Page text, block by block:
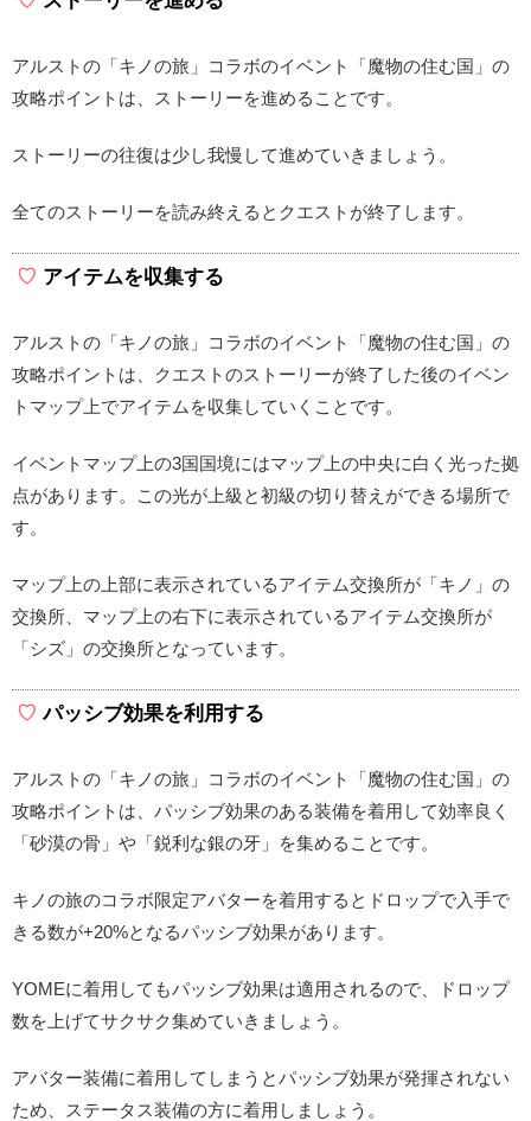
アルストの「キノの旅」コラボのイベント「魔物の住む国」の
攻略ポイントは、ストーリーを進めることです。
ストーリーの往復は少し我慢して進めていきましょう。
全てのストーリーを読み終えるとクエストが終了します。
アイテムを収集する
アルストの「キノの旅」コラボのイベント「魔物の住む国」の
攻略ポイントは、クエストのストーリーが終了した後のイベン
トマップ上でアイテムを収集していくことです。
イベントマップ上の3国国境にはマップ上の中央に白く光った拠
点があります。この光が上級と初級の切り替えができる場所で
す。
マップ上の上部に表示されているアイテム交換所が「キノ」の
交換所、マップ上の右下に表示されているアイテム交換所が
「シズ」の交換所となっています。
パッシブ効果を利用する
アルストの「キノの旅」コラボのイベント「魔物の住む国」の
攻略ポイントは、パッシブ効果のある装備を着用して効率良く
「砂漠の骨」や「鋭利な銀の牙」を集めることです。
キノの旅のコラボ限定アバターを着用するとドロップで入手で
きる数が+20%となるパッシブ効果があります。
YOMEに着用してもパッシブ効果は適用されるので、ドロップ
数を上げてサクサク集めていきましょう。
アバター装備に着用してしまうとパッシブ効果が発揮されない
ため、ステータス装備の方に着用しましょう。